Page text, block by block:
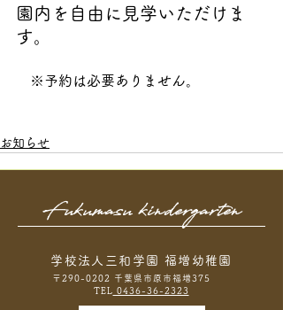
園内を自由に見学いただけま
す。
※予約は必要ありません。
お知らせ
Fukumasu kindergarten
学校法人三和学園 福増幼稚園
〒290-0202 千葉県市原市福増375
TEL 0436-36-2323